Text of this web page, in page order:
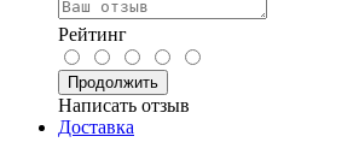
Рейтинг
Продолжить
Написать отзыв
Доставка